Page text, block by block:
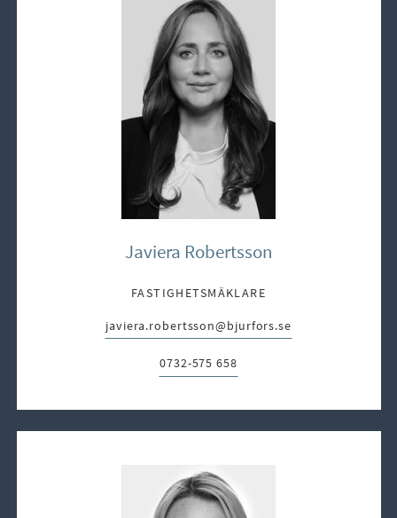
Javiera Robertsson
FASTIGHETSMÄKLARE
E-post:
javiera.robertsson@bjurfors.se
Telefon:
0732-575 658